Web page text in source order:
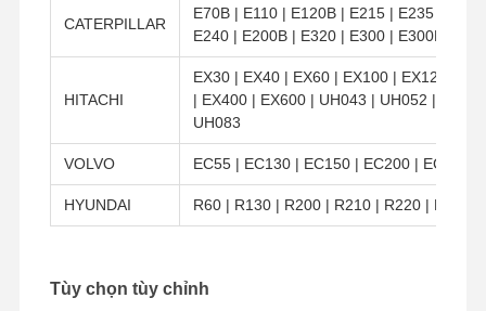
CATERPILLAR
E70B | E110 | E120B | E215 | E235 |
E240 | E200B | E320 | E300 | E300B |
HITACHI
EX30 | EX40 | EX60 | EX100 | EX120 |
| EX400 | EX600 | UH043 | UH052 |
UH083
VOLVO EC55 | EC130 | EC150 | EC200 | EC210 |
HYUNDAI R60 | R130 | R200 | R210 | R220 | R290 |
Tùy chọn tùy chỉnh